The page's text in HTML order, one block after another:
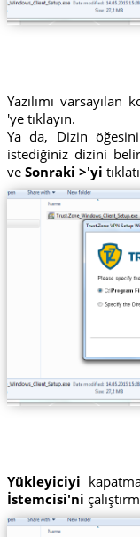
Yazılımı
'ye tıklayın.
Ya da, Dizin
istediğiniz dizini
ve Sonraki >'yi
Yükleyiciyi
İstemcisi'ni